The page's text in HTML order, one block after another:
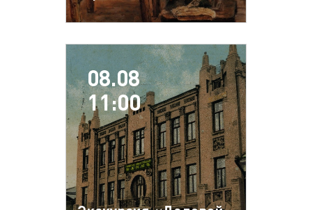
08.08
11:00